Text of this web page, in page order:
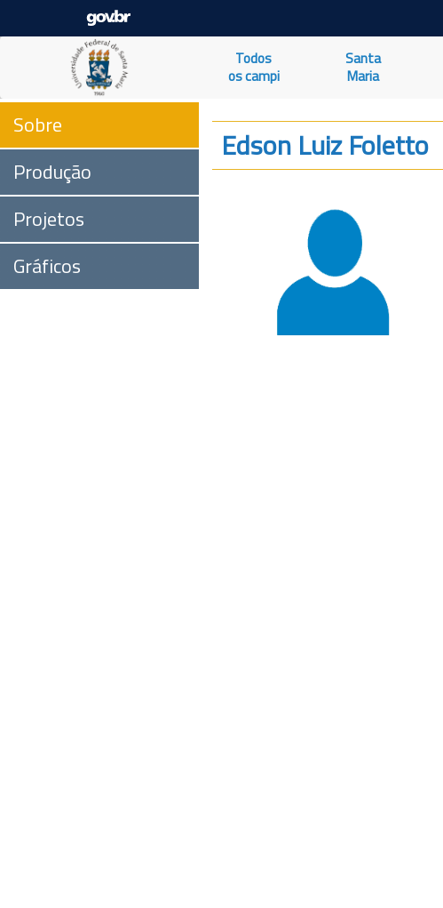
Todos
os campi
Santa
Maria
Sobre
Produção
Projetos
Gráficos
Edson Luiz Foletto